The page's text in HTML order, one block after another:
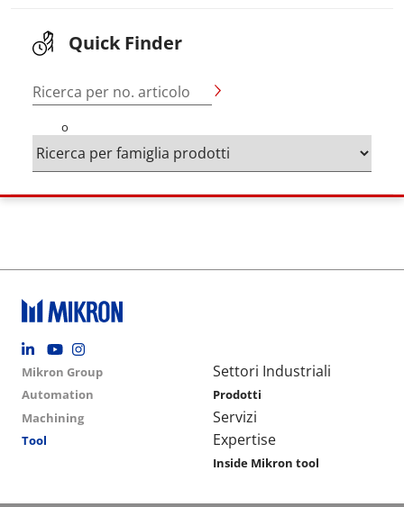
Quick Finder
Ricerca per no. articolo
o
Footer social
Group menu
Mikron Group
Automation
Machining
Tool
Main navigation
Settori Industriali
Prodotti
Servizi
Expertise
Inside Mikron tool